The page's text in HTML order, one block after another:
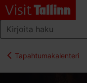
Tapahtumakalenteri